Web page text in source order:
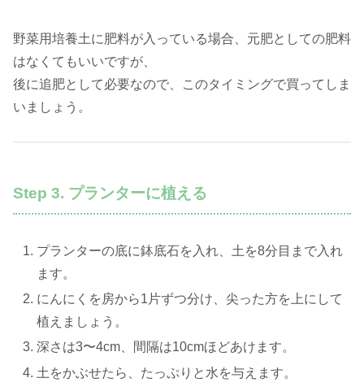
野菜用培養土に肥料が入っている場合、元肥としての肥料
はなくてもいいですが、
後に追肥として必要なので、このタイミングで買ってしま
いましょう。
Step 3. プランターに植える
プランターの底に鉢底石を入れ、土を8分目まで入れ
ます。
にんにくを房から1片ずつ分け、尖った方を上にして
植えましょう。
深さは3〜4cm、間隔は10cmほどあけます。
土をかぶせたら、たっぷりと水を与えます。